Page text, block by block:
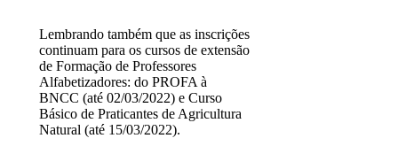
Lembrando também que as inscrições
continuam para os cursos de extensão
de Formação de Professores
Alfabetizadores: do PROFA à
BNCC (até 02/03/2022) e Curso
Básico de Praticantes de Agricultura
Natural (até 15/03/2022).